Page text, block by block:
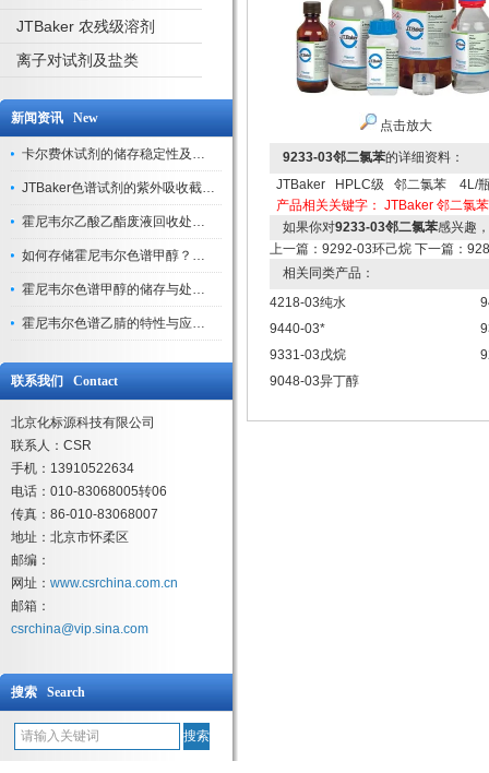
JTBaker 农残级溶剂
离子对试剂及盐类
新闻资讯 New
卡尔费休试剂的储存稳定性及开封后有效期验证
JTBaker色谱试剂的紫外吸收截止波长与背景干扰
霍尼韦尔乙酸乙酯废液回收处理方法与环保处置建议
如何存储霍尼韦尔色谱甲醇？避光、密封、远离火源
霍尼韦尔色谱甲醇的储存与处理注意事项
霍尼韦尔色谱乙腈的特性与应用领域解析
联系我们 Contact
北京化标源科技有限公司
联系人：CSR
手机：13910522634
电话：010-83068005转06
传真：86-010-83068007
地址：北京市怀柔区
邮编：
网址： www.csrchina.com.cn
邮箱：
csrchina@vip.sina.com
搜索 Search
点击放大
9233-03邻二氯苯的详细资料：
JTBaker HPLC级 邻二氯苯 4L/
产品相关关键字： JTBaker 邻二氯苯
如果你对9233-03邻二氯苯感兴趣
上一篇： 9292-03环己烷 下一篇：
相关同类产品：
4218-03纯水
9440-03*
9331-03戊烷
9048-03异丁醇